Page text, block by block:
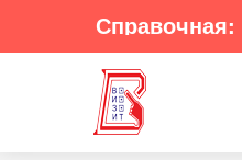
Справочная: